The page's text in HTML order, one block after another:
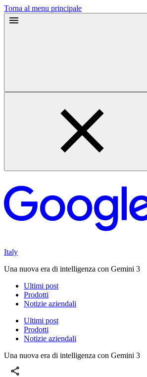
Torna al menu principale
Italy
Una nuova era di intelligenza con Gemini 3
Ultimi post
Prodotti
Notizie aziendali
Ultimi post
Prodotti
Notizie aziendali
Una nuova era di intelligenza con Gemini 3